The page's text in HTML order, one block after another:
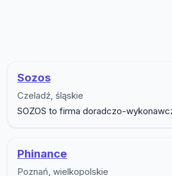
Sozos
Czeladź, śląskie
SOZOS to firma doradczo-
Phinance
Poznań, wielkopolskie